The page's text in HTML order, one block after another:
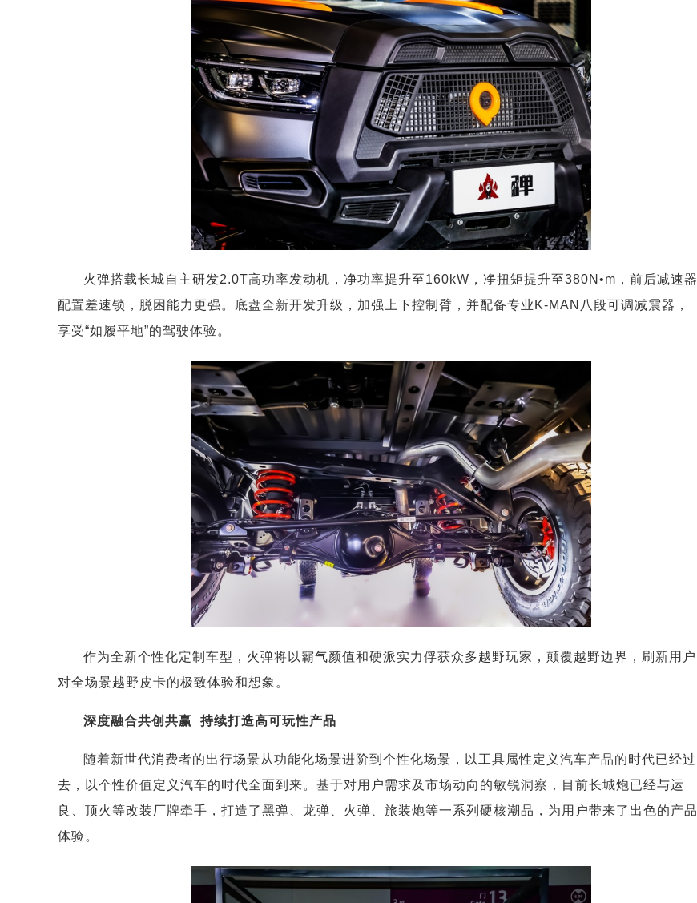
火弹搭载长城自主研发2.0T高功率发动机，净功率提升至160kW，净扭矩提升至380N•m，前后减速器
配置差速锁，脱困能力更强。底盘全新开发升级，加强上下控制臂，并配备专业K-MAN八段可调减震器，
享受“如履平地”的驾驶体验。
作为全新个性化定制车型，火弹将以霸气颜值和硬派实力俘获众多越野玩家，颠覆越野边界，刷新用户
对全场景越野皮卡的极致体验和想象。
深度融合共创共赢 持续打造高可玩性产品
随着新世代消费者的出行场景从功能化场景进阶到个性化场景，以工具属性定义汽车产品的时代已经过
去，以个性价值定义汽车的时代全面到来。基于对用户需求及市场动向的敏锐洞察，目前长城炮已经与运
良、顶火等改装厂牌牵手，打造了黑弹、龙弹、火弹、旅装炮等一系列硬核潮品，为用户带来了出色的产品
体验。